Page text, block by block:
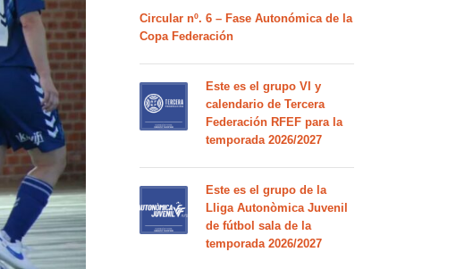
Circular nº. 6 – Fase Autonómica de la
Copa Federación
Este es el grupo VI y
calendario de Tercera
Federación RFEF para la
temporada 2026/2027
Este es el grupo de la
Lliga Autonòmica Juvenil
de fútbol sala de la
temporada 2026/2027